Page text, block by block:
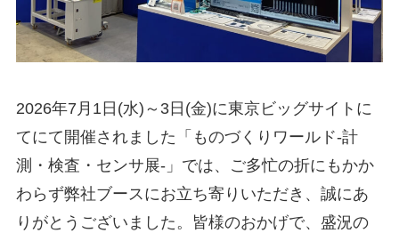
2026年7月1日(水)～3日(金)に東京ビッグサイトに
てにて開催されました「ものづくりワールド-計
測・検査・センサ展-」では、ご多忙の折にもかか
わらず弊社ブースにお立ち寄りいただき、誠にあ
りがとうございました。皆様のおかげで、盛況の